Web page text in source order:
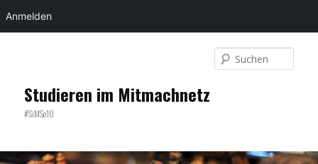
Anmelden
Studieren im Mitmachnetz
#SiMSo10